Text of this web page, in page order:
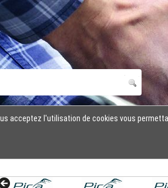
acceptez l'utilisation de cookies vous